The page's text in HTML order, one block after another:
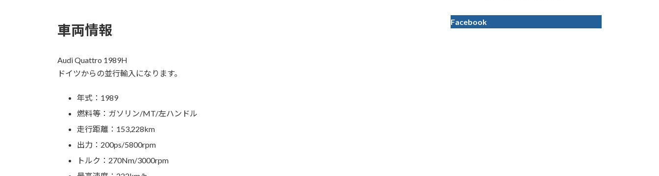
車両情報
Audi Quattro 1989H
ドイツからの並行輸入になります。
年式：1989
燃料等：ガソリン/MT/左ハンドル
走行距離：153,228km
出力：200ps/5800rpm
トルク：270Nm/3000rpm
Facebook